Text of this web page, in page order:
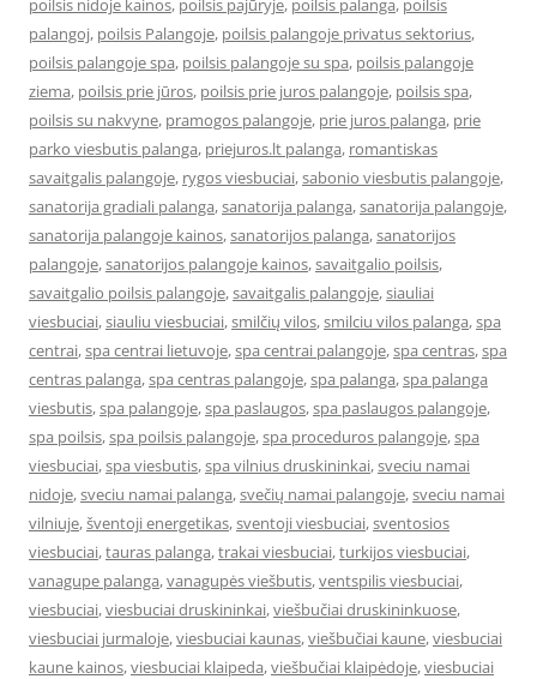
poilsis nidoje kainos, poilsis pajūryje, poilsis palanga, poilsis
palangoj, poilsis Palangoje, poilsis palangoje privatus sektorius,
poilsis palangoje spa, poilsis palangoje su spa, poilsis palangoje
ziema, poilsis prie jūros, poilsis prie juros palangoje, poilsis spa,
poilsis su nakvyne, pramogos palangoje, prie juros palanga, prie
parko viesbutis palanga, priejuros.lt palanga, romantiskas
savaitgalis palangoje, rygos viesbuciai,sabonio viesbutis palangoje,
sanatorija gradiali palanga,sanatorija palanga,sanatorija palangoje,
sanatorija palangoje kainos,sanatorijos palanga,sanatorijos
palangoje,sanatorijos palangoje kainos,savaitgalio poilsis,
savaitgalio poilsis palangoje,savaitgalis palangoje,siauliai
viesbuciai,siauliu viesbuciai,smilčių vilos,smilciu vilos palanga,spa
centrai,spa centrai lietuvoje,spa centrai palangoje,spa centras,spa
centras palanga,spa centras palangoje,spa palanga,spa palanga
viesbutis,spa palangoje,spa paslaugos,spa paslaugos palangoje,
spa poilsis,spa poilsis palangoje,spa proceduros palangoje,spa
viesbuciai,spa viesbutis,spa vilnius druskininkai,sveciu namai
nidoje,sveciu namai palanga,svečių namai palangoje,sveciu namai
vilniuje,šventoji energetikas,sventoji viesbuciai,sventosios
viesbuciai,tauras palanga,trakai viesbuciai,turkijos viesbuciai,
vanagupe palanga,vanagupės viešbutis,ventspilis viesbuciai,
viesbuciai,viesbuciai druskininkai,viešbučiai druskininkuose,
viesbuciai jurmaloje,viesbuciai kaunas,viešbučiai kaune,viesbuciai
kaune kainos,viesbuciai klaipeda,viešbučiai klaipėdoje,viesbuciai